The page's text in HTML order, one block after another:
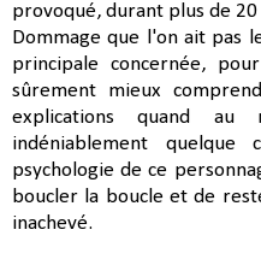
provoqué, durant plus de
Dommage que l'on ait pas
principale concernée,
sûrement mieux
explications quand au
indéniablement quelque
psychologie de ce
boucler la boucle et de
inachevé.